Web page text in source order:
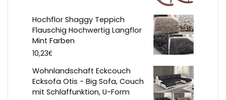
Hochflor Shaggy Teppich
Flauschig Hochwertig Langflor
Mint Farben
10,23€
Wohnlandschaft Eckcouch
Ecksofa Otis - Big Sofa, Couch
mit Schlaffunktion, U-Form